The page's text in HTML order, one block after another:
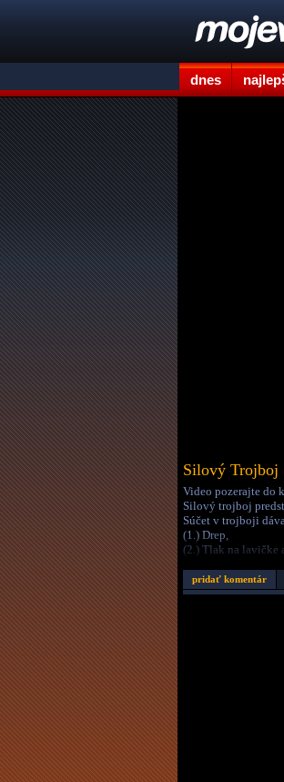
dnes
Silový Trojboj
Video pozerajte do
Silový trojboj
Súčet v trojboji
(1.) Drep,
(2.) Tlak na lavičke
Dátum:
Autor:
pridať komentár